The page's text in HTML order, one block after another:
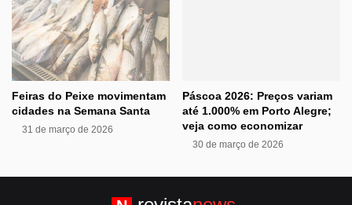
Feiras do Peixe movimentam
cidades na Semana Santa
31 de março de 2026
Páscoa 2026: Preços variam
até 1.000% em Porto Alegre;
veja como economizar
30 de março de 2026